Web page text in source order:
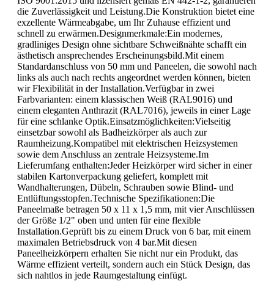
die Zuverlässigkeit und Leistung.Die Konstruktion bietet eine
exzellente Wärmeabgabe, um Ihr Zuhause effizient und
schnell zu erwärmen.Designmerkmale:Ein modernes,
gradliniges Design ohne sichtbare Schweißnähte schafft ein
ästhetisch ansprechendes Erscheinungsbild.Mit einem
Standardanschluss von 50 mm und Paneelen, die sowohl nach
links als auch nach rechts angeordnet werden können, bieten
wir Flexibilität in der Installation.Verfügbar in zwei
Farbvarianten: einem klassischen Weiß (RAL9016) und
einem eleganten Anthrazit (RAL7016), jeweils in einer Lage
für eine schlanke Optik.Einsatzmöglichkeiten:Vielseitig
einsetzbar sowohl als Badheizkörper als auch zur
Raumheizung.Kompatibel mit elektrischen Heizsystemen
sowie dem Anschluss an zentrale Heizsysteme.Im
Lieferumfang enthalten:Jeder Heizkörper wird sicher in einer
stabilen Kartonverpackung geliefert, komplett mit
Wandhalterungen, Dübeln, Schrauben sowie Blind- und
Entlüftungsstopfen.Technische Spezifikationen:Die
Paneelmaße betragen 50 x 11 x 1,5 mm, mit vier Anschlüssen
der Größe 1/2" oben und unten für eine flexible
Installation.Geprüft bis zu einem Druck von 6 bar, mit einem
maximalen Betriebsdruck von 4 bar.Mit diesen
Paneelheizkörpern erhalten Sie nicht nur ein Produkt, das
Wärme effizient verteilt, sondern auch ein Stück Design, das
sich nahtlos in jede Raumgestaltung einfügt.